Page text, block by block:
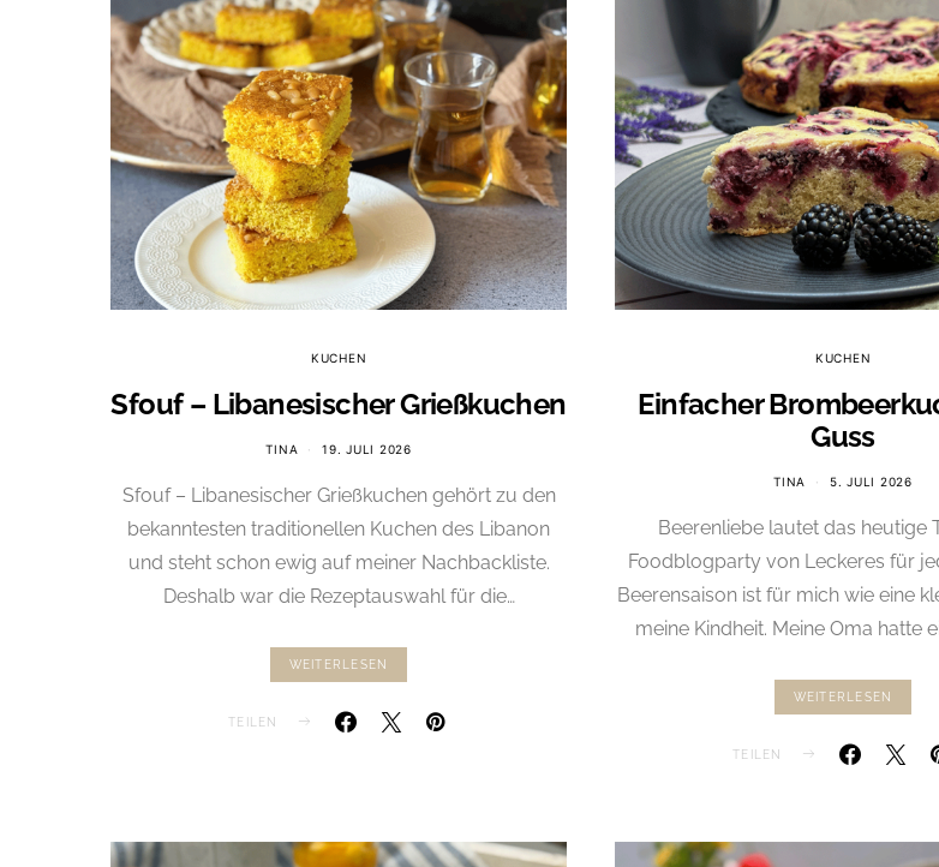
KUCHEN
Sfouf – Libanesischer Grießkuchen
TINA 19. JULI 2026
Sfouf – Libanesischer Grießkuchen gehört zu den
bekanntesten traditionellen Kuchen des Libanon
und steht schon ewig auf meiner Nachbackliste.
Deshalb war die Rezeptauswahl für die…
WEITERLESEN
TEILEN
KUCHEN
Einfacher
Guss
TINA 5. JULI 2026
Beerenliebe lautet das heutige
Foodblogparty von Leckeres für
Beerensaison ist für mich wie eine
meine Kindheit. Meine Oma hatte
WEITERLESEN
TEILEN